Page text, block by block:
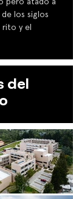
pero atado a
los siglos
rito y el
del